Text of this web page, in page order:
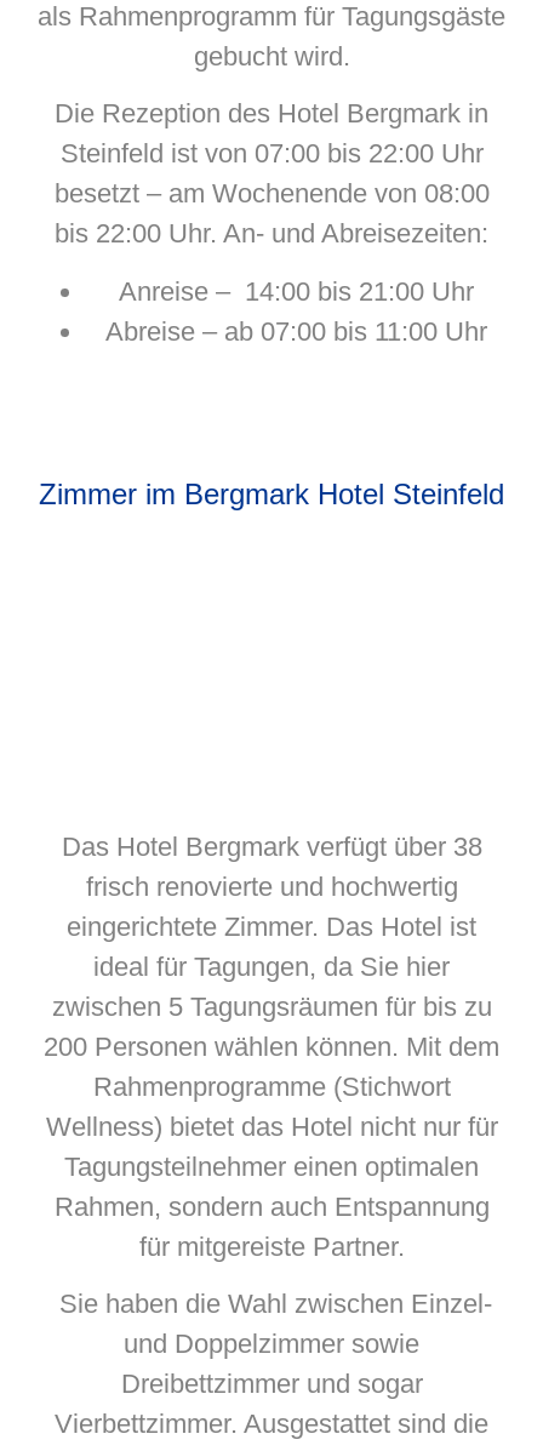
als Rahmenprogramm für Tagungsgäste
gebucht wird.
Die Rezeption des Hotel Bergmark in
Steinfeld ist von 07:00 bis 22:00 Uhr
besetzt – am Wochenende von 08:00
bis 22:00 Uhr. An- und Abreisezeiten:
Anreise – 14:00 bis 21:00 Uhr
Abreise – ab 07:00 bis 11:00 Uhr
Zimmer im Bergmark Hotel Steinfeld
Das Hotel Bergmark verfügt über 38
frisch renovierte und hochwertig
eingerichtete Zimmer. Das Hotel ist
ideal für Tagungen, da Sie hier
zwischen 5 Tagungsräumen für bis zu
200 Personen wählen können. Mit dem
Rahmenprogramme (Stichwort
Wellness) bietet das Hotel nicht nur für
Tagungsteilnehmer einen optimalen
Rahmen, sondern auch Entspannung
für mitgereiste Partner.
Sie haben die Wahl zwischen Einzel-
und Doppelzimmer sowie
Dreibettzimmer und sogar
Vierbettzimmer. Ausgestattet sind die